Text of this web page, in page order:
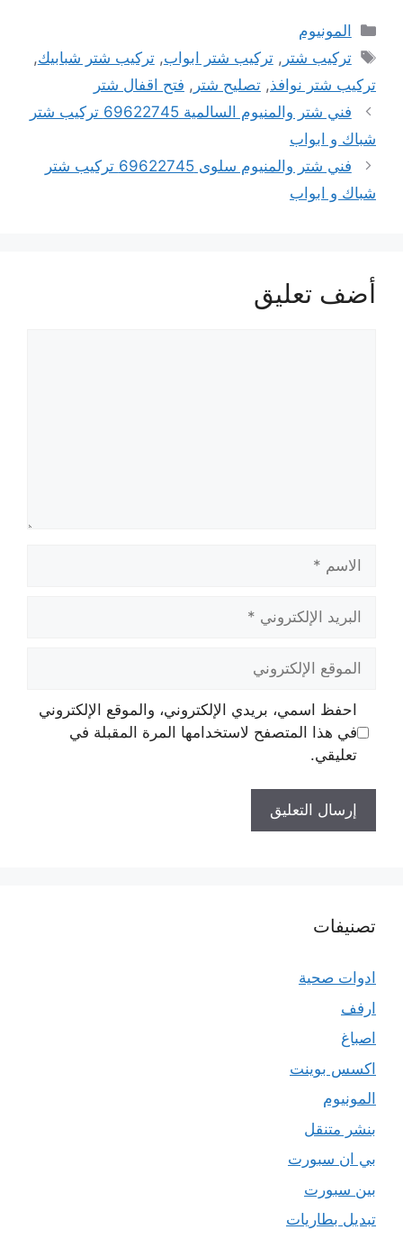
التصنيفات
المونيوم
الوسوم
تركيب شتر ,تركيب شتر ابواب,تركيب شتر شبابيك,
تركيب شتر نوافذ, تصليح شتر , فتح اقفال شتر
فني شتر والمنيوم السالمية 69622745 تركيب شتر
شباك و ابواب
فني شتر والمنيوم سلوى 69622745 تركيب شتر
شباك و ابواب
أضف تعليق
الإلكتروني
الإلكتروني
احفظ اسمي، بريدي الإلكتروني، والموقع الإلكتروني
في هذا المتصفح لاستخدامها المرة المقبلة في
تعليقي.
تصنيفات
ادوات صحية
ارفف
اصباغ
اكسس بوينت
المونيوم
بنشر متنقل
بي ان سبورت
بين سبورت
تبديل بطاريات